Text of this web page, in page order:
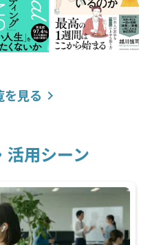
を見る keyboard_arrow_right
活用シーン